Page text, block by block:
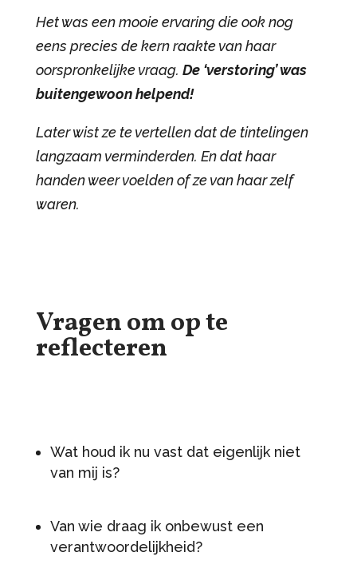
Het was een mooie ervaring die ook nog
eens precies de kern raakte van haar
oorspronkelijke vraag. De ‘verstoring’ was
buitengewoon helpend!
Later wist ze te vertellen dat de tintelingen
langzaam verminderden. En dat haar
handen weer voelden of ze van haar zelf
waren.
Vragen om op te
reflecteren
Wat houd ik nu vast dat eigenlijk niet
van mij is?
Van wie draag ik onbewust een
verantwoordelijkheid?